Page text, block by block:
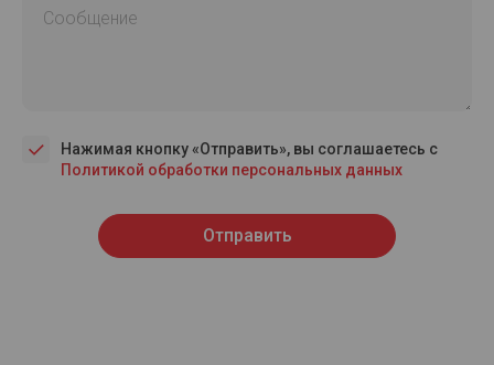
Сообщение
Нажимая кнопку «Отправить», вы соглашаетесь с
Политикой обработки персональных данных
Отправить